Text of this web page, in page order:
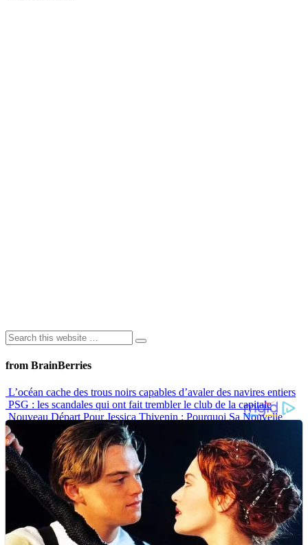
from BrainBerries
L’océan cache des trous noirs capables d’avaler des navires entiers
PSG : les scandales qui ont fait trembler le club de la capitale
Nouveau Départ Pour Jessica Thivenin : Pourquoi Sa Nouvelle
Maison À Dubaï Marque Un Vrai Tournant
Langage corporel : les lèvres disent souvent beaucoup plus qu’on
ne le pense
10 Histoires De Tatouages Qui Montrent Que Ce N’est Jamais
“Juste Un Dessin”
Advertisements